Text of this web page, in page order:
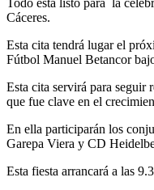
Cáceres.
Esta cita tendrá lugar el
Fútbol Manuel Betancor
Esta cita servirá para seguir
que fue clave en el
En ella participarán los
Garepa Viera y CD
Esta fiesta arrancará a las